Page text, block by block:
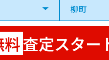
査定スター